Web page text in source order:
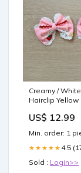
Creamy /
Hairclip
US$ 12.99
Min. order: 1
★★★★★ 4.5
Sold : Login>>